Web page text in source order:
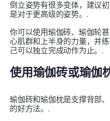
倒立姿势有很多变体，建议
是对于更高级的姿势。.
你可以使用瑜伽砖、瑜伽轮
心肌群和上半身的力量，并
己可以独立完成动作为止。.
使用瑜伽砖或瑜伽
瑜伽砖和瑜伽枕是支撑背部
的好方法。.